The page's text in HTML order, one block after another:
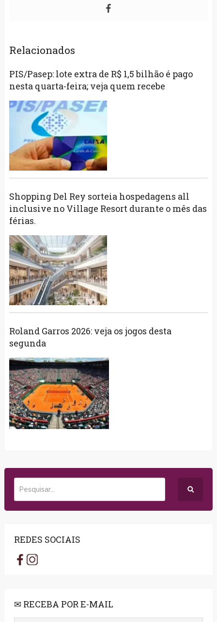
Relacionados
PIS/Pasep: lote extra de R$ 1,5 bilhão é pago
nesta quarta-feira; veja quem recebe
Shopping Del Rey sorteia hospedagens all
inclusive no Village Resort durante o mês das
férias.
Roland Garros 2026: veja os jogos desta
segunda
REDES SOCIAIS
✉ RECEBA POR E-MAIL